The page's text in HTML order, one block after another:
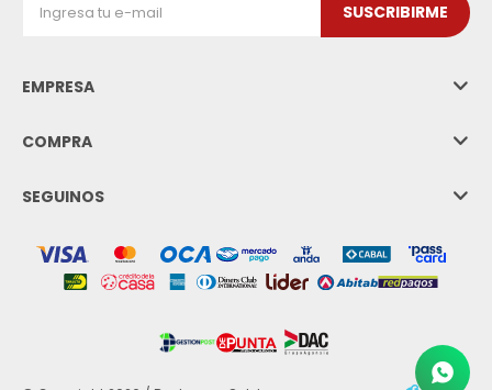
SUSCRIBIRME
EMPRESA
COMPRA
SEGUINOS